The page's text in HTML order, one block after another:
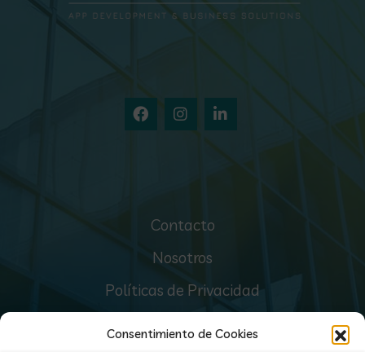
Consentimiento de Cookies
Contacto
Nosotros
Políticas de Privacidad